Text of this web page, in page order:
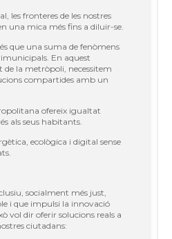
les fronteres de les nostres
una mica més fins a diluir-se.
és que una suma de fenòmens
En aquest
de la metròpoli, necessitem
compartides amb un
ofereix igualtat
és als seus habitants.
ecològica i digital sense
socialment més just,
i que impulsi la innovació
vol dir oferir solucions reals a
ciutadans: